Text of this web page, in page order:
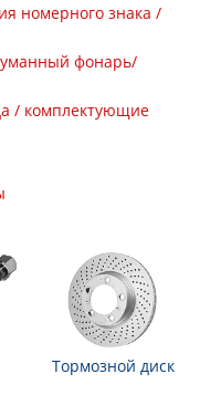
номерного знака /
фонарь/
/ комплектующие
Тормозной диск